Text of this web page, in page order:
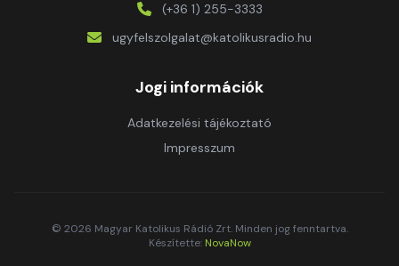
(+36 1) 255-3333
ugyfelszolgalat@katolikusradio.hu
Jogi információk
Adatkezelési tájékoztató
Impresszum
© 2026 Magyar Katolikus Rádió Zrt. Minden jog fenntartva.
Készítette: NovaNow